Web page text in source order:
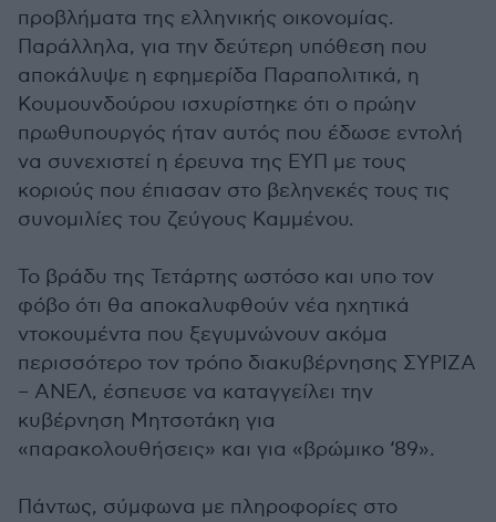
προβλήματα της ελληνικής οικονομίας.
Παράλληλα, για την δεύτερη υπόθεση που
αποκάλυψε η εφημερίδα Παραπολιτικά, η
Κουμουνδούρου ισχυρίστηκε ότι ο πρώην
πρωθυπουργός ήταν αυτός που έδωσε εντολή
να συνεχιστεί η έρευνα της ΕΥΠ με τους
κοριούς που έπιασαν στο βεληνεκές τους τις
συνομιλίες του ζεύγους Καμμένου.
Το βράδυ της Τετάρτης ωστόσο και υπο τον
φόβο ότι θα αποκαλυφθούν νέα ηχητικά
ντοκουμέντα που ξεγυμνώνουν ακόμα
περισσότερο τον τρόπο διακυβέρνησης ΣΥΡΙΖΑ
– ΑΝΕΛ, έσπευσε να καταγγείλει την
κυβέρνηση Μητσοτάκη για
«παρακολουθήσεις» και για «βρώμικο ‘89».
Πάντως, σύμφωνα με πληροφορίες στο